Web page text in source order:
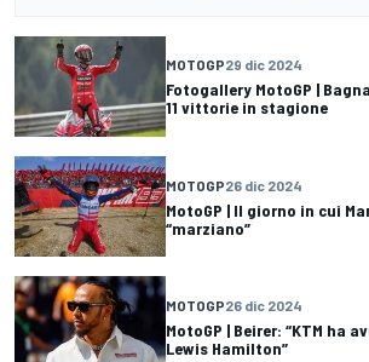
MOTOGP29 dic 2024
Fotogallery MotoGP |
11 vittorie in stagione
MOTOGP26 dic 2024
MotoGP | Il giorno in cui
“marziano”
MOTOGP26 dic 2024
MotoGP | Beirer: “KTM ha
Lewis Hamilton”